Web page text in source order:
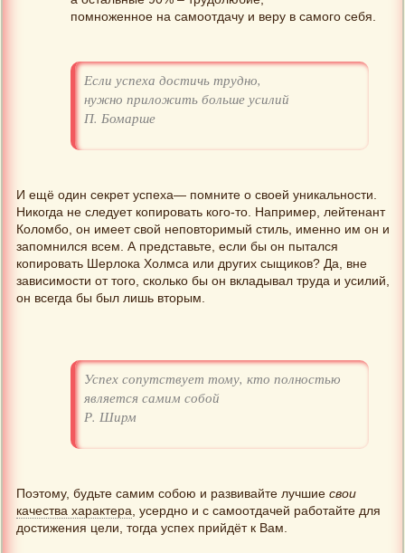
помноженное на самоотдачу и веру в самого себя.
Если успеха достичь трудно,
нужно приложить больше усилий
П. Бомарше
И ещё один секрет успеха— помните о своей уникальности.
Никогда не следует копировать кого-то. Например, лейтенант
Коломбо, он имеет свой неповторимый стиль, именно им он и
запомнился всем. А представьте, если бы он пытался
копировать Шерлока Холмса или других сыщиков? Да, вне
зависимости от того, сколько бы он вкладывал труда и усилий,
он всегда бы был лишь вторым.
Успех сопутствует тому, кто полностью
является самим собой
Р. Ширм
Поэтому, будьте самим собою и развивайте лучшие свои
качества характера , усердно и с самоотдачей работайте для
достижения цели, тогда успех прийдёт к Вам.